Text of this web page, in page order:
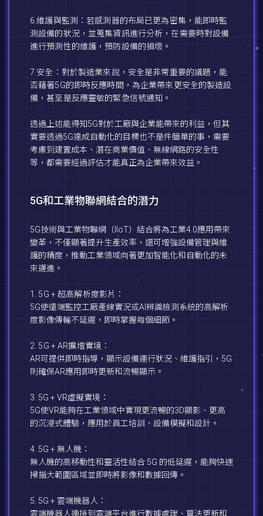
6.維護與監測：若感測器的布局已更為密集，能即時監
測設備的狀況，並蒐集資訊進行分析，在需要時對設備
進行預測性的維護，預防設備的損壞。
7.安全：對於製造業來說，安全是非常重要的議題，能
否藉著5G的即時反應時間，為企業帶來更安全的製造設
備，甚至是反應靈敏的緊急信號通知。
透過上述能得知5G對於工廠與企業能帶來的利益，但其
實要透過5G達成自動化的目標也不是件簡單的事，需要
考慮到建置成本、潛在商業價值、無線網路的安全性
等，都需要經過評估才能真正為企業帶來效益。
5G和工業物聯網結合的潛力
5G技術與工業物聯網（IIoT）結合將為工業4.0應用帶來
變革，不僅顯著提升生產效率，還可增強設備管理與維
護的精度，推動工業領域向著更加智能化和自動化的未
來邁進。
1. 5G + 超高解析度影片：
5G使遠端監控工廠產線實況或AI辨識檢測系統的高解析
度影像傳輸不延遲，即時掌握每個細節。
2. 5G + AR擴增實境：
AR可提供即時指導，顯示設備運行狀況、維護指引，5G
則確保AR應用即時更新和流暢顯示。
3. 5G + VR虛擬實境：
5G使VR能夠在工業領域中實現更流暢的3D顯影、更高
的沉浸式體驗，應用於員工培訓、設備模擬和設計。
4. 5G + 無人機：
無人機的高移動性和靈活性結合 5G 的低延遲，能夠快速
掃描大範圍區域並即時將影像和數據回傳。
5. 5G + 雲端機器人：
雲端機器人連接到雲端平台進行數據處理、算法更新和